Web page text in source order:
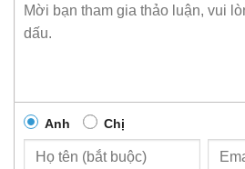
Anh Chị